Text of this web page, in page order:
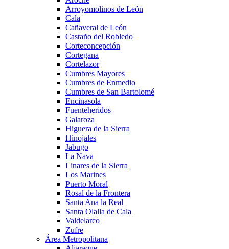
Arroyomolinos de León
Cala
Cañaveral de León
Castaño del Robledo
Corteconcepción
Cortegana
Cortelazor
Cumbres Mayores
Cumbres de Enmedio
Cumbres de San Bartolomé
Encinasola
Fuenteheridos
Galaroza
Higuera de la Sierra
Hinojales
Jabugo
La Nava
Linares de la Sierra
Los Marines
Puerto Moral
Rosal de la Frontera
Santa Ana la Real
Santa Olalla de Cala
Valdelarco
Zufre
Área Metropolitana